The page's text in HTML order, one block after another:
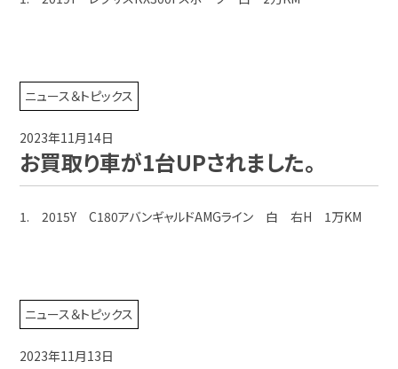
ニュース＆トピックス
2023年11月14日
お買取り車が1台UPされました。
1. 2015Y C180アバンギャルドAMGライン 白 右H 1万KM
ニュース＆トピックス
2023年11月13日